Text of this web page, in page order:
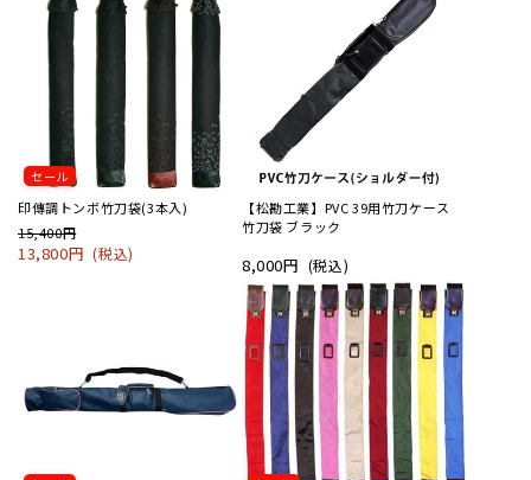
セール
印傳調トンボ竹刀袋(3本入)
15,400円
13,800円(税込)
【松勘工業】PVC 39用竹刀ケース
竹刀袋 ブラック
8,000円 (税込)